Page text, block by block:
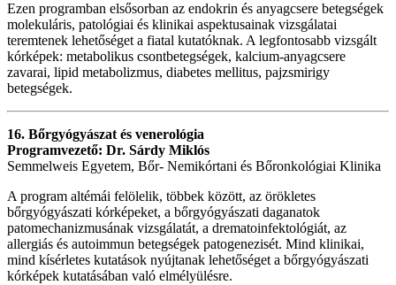
Ezen programban elsősorban az endokrin és anyagcsere betegségek
molekuláris, patológiai és klinikai aspektusainak vizsgálatai
teremtenek lehetőséget a fiatal kutatóknak. A legfontosabb vizsgált
kórképek: metabolikus csontbetegségek, kalcium-anyagcsere
zavarai, lipid metabolizmus, diabetes mellitus, pajzsmirigy
betegségek.
16. Bőrgyógyászat és venerológia
Programvezető: Dr. Sárdy Miklós
Semmelweis Egyetem, Bőr- Nemikórtani és Bőronkológiai Klinika
A program altémái felölelik, többek között, az örökletes
bőrgyógyászati kórképeket, a bőrgyógyászati daganatok
patomechanizmusának vizsgálatát, a drematoinfektológiát, az
allergiás és autoimmun betegségek patogenezisét. Mind klinikai,
mind kísérletes kutatások nyújtanak lehetőséget a bőrgyógyászati
kórképek kutatásában való elmélyülésre.